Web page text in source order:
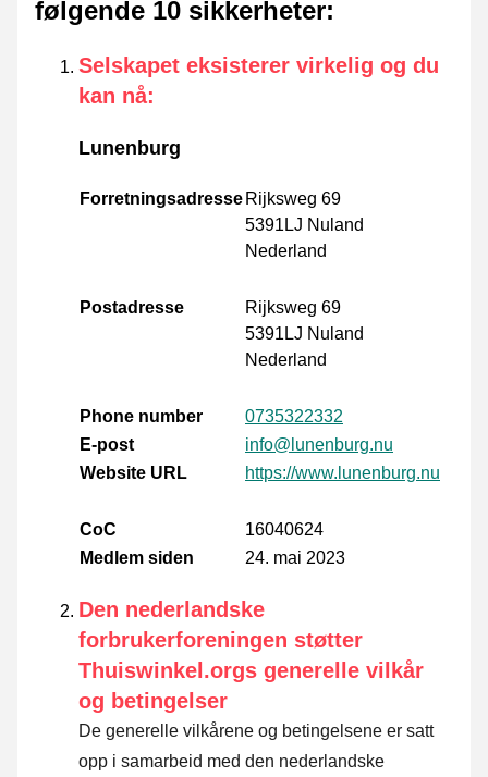
følgende 10 sikkerheter:
Selskapet eksisterer virkelig og du
kan nå:
Lunenburg
Forretningsadresse Rijksweg 69
5391LJ Nuland
Nederland
Postadresse
Rijksweg 69
5391LJ Nuland
Nederland
Phone number
0735322332
E-post
info@lunenburg.nu
Website URL
https://www.lunenburg.nu
CoC
16040624
Medlem siden
24. mai 2023
Den nederlandske
forbrukerforeningen støtter
Thuiswinkel.orgs generelle vilkår
og betingelser
De generelle vilkårene og betingelsene er satt
opp i samarbeid med den nederlandske